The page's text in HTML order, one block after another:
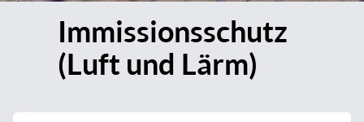
Immissionsschutz
(Luft und Lärm)